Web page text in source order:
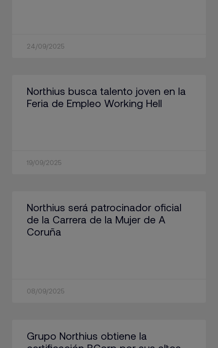
24/09/2025
Northius busca talento joven en la
Feria de Empleo Working Hell
19/09/2025
Northius será patrocinador oficial
de la Carrera de la Mujer de A
Coruña
08/09/2025
Grupo Northius obtiene la